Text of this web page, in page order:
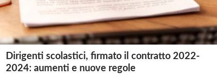
Dirigenti scolastici, firmato il contratto 2022-
2024: aumenti e nuove regole